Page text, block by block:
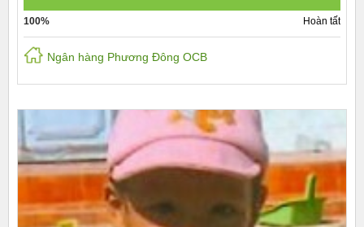
100% Hoàn tất
Ngân hàng Phương Đông OCB